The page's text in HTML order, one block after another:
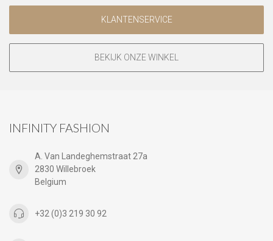
KLANTENSERVICE
BEKIJK ONZE WINKEL
INFINITY FASHION
A. Van Landeghemstraat 27a
2830 Willebroek
Belgium
+32 (0)3 219 30 92